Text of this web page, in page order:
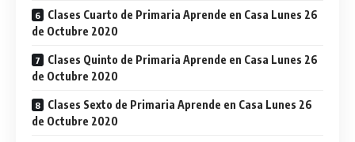
Clases Cuarto de Primaria Aprende en Casa Lunes 26
de Octubre 2020
Clases Quinto de Primaria Aprende en Casa Lunes 26
de Octubre 2020
Clases Sexto de Primaria Aprende en Casa Lunes 26
de Octubre 2020